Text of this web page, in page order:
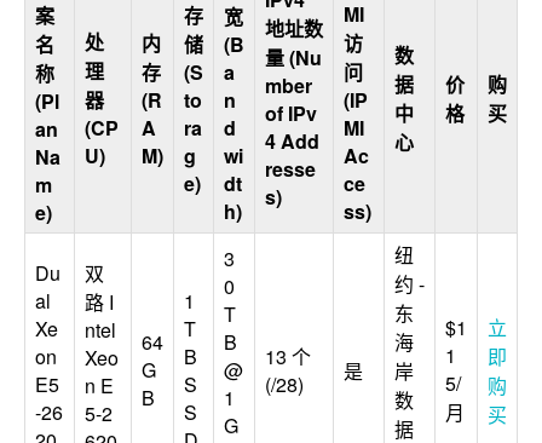
案
名
称
(Pl
an
Na
m
e)
处
理
器
(CP
U)
内
存
(R
A
M)
存
储
(S
to
ra
g
e)
宽
(B
a
n
d
wi
dt
h)
地址数
量 (Nu
mber
of IPv
4 Add
resse
s)
MI
访
问
(IP
MI
Ac
ce
ss)
数
据
中
心
价
格
购
买
Du
al
Xe
on
E5
-26
双
路 I
ntel
Xeo
n E
5-2
64
G
B
1
T
B
S
S
3
0
T
B
@
1
G
13 个
(/28)
是
纽
约 -
东
海
岸
数
据
$1
1
5/
月
立
即
购
买